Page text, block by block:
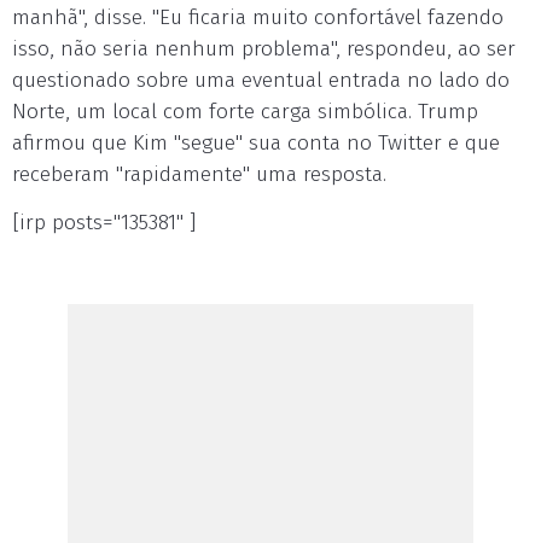
manhã", disse. "Eu ficaria muito confortável fazendo
isso, não seria nenhum problema", respondeu, ao ser
questionado sobre uma eventual entrada no lado do
Norte, um local com forte carga simbólica. Trump
afirmou que Kim "segue" sua conta no Twitter e que
receberam "rapidamente" uma resposta.
[irp posts="135381" ]